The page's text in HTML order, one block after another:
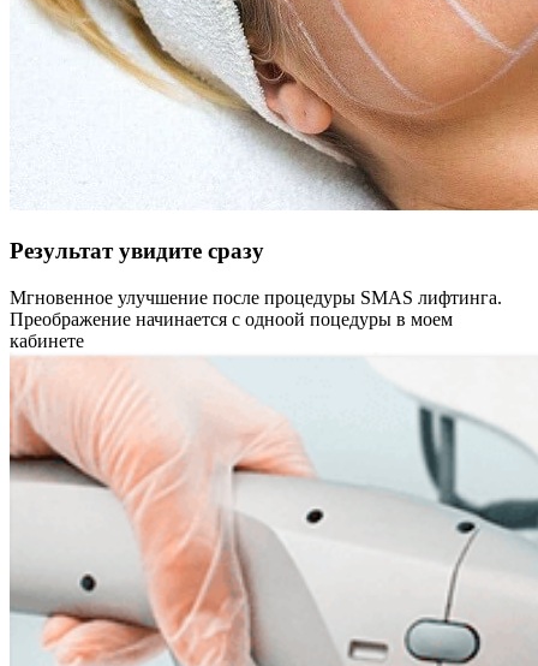
Результат увидите сразу
Мгновенное улучшение после процедуры SMAS лифтинга.
Преображение начинается с одноой поцедуры в моем
кабинете